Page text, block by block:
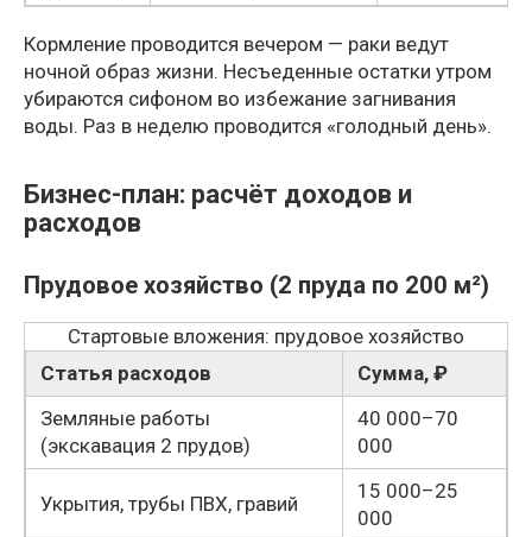
Кормление проводится вечером — раки ведут
ночной образ жизни. Несъеденные остатки утром
убираются сифоном во избежание загнивания
воды. Раз в неделю проводится «голодный день».
Бизнес-план: расчёт доходов и
расходов
Прудовое хозяйство (2 пруда по 200 м²)
Стартовые вложения: прудовое хозяйство
Статья расходов
Сумма, ₽
Земляные работы
(экскавация 2 прудов)
40 000–70
000
Укрытия, трубы ПВХ, гравий
15 000–25
000